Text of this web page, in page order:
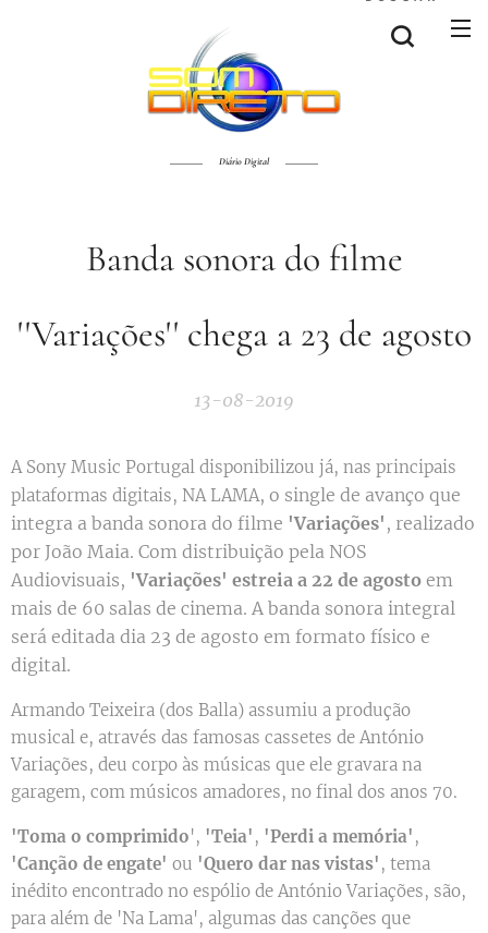
Diário Digital
Banda sonora do filme
''Variações'' chega a 23 de agosto
13-08-2019
A Sony Music Portugal disponibilizou já, nas principais
plataformas digitais, NA LAMA, o single de avanço que
integra a banda sonora do filme 'Variações' , realizado
por João Maia. Com distribuição pela NOS
Audiovisuais, 'Variações' estreia a 22 de agosto em
mais de 60 salas de cinema. A banda sonora integral
será editada dia 23 de agosto em formato físico e
digital.
Armando Teixeira (dos Balla) assumiu a produção
musical e, através das famosas cassetes de António
Variações, deu corpo às músicas que ele gravara na
garagem, com músicos amadores, no final dos anos 70.
'Toma o comprimido', 'Teia' , 'Perdi a memória' ,
'Canção de engate' ou 'Quero dar nas vistas' , tema
inédito encontrado no espólio de António Variações, são,
para além de 'Na Lama', algumas das canções que